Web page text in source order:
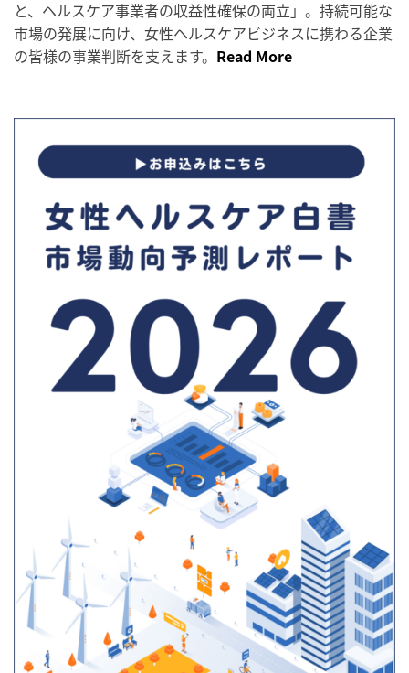
と、ヘルスケア事業者の収益性確保の両立」。持続可能な
市場の発展に向け、女性ヘルスケアビジネスに携わる企業
の皆様の事業判断を支えます。 Read More